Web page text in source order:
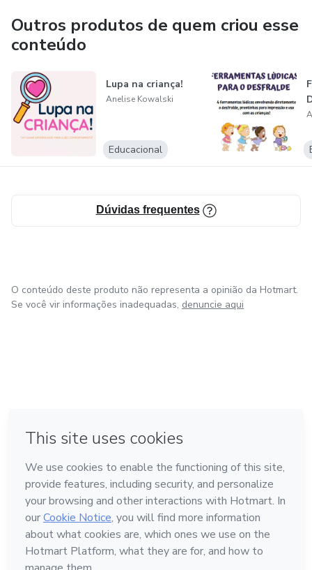
Para me acompanhar mais, me siga no Instagram:
@anelise_kowalski
Outros produtos de quem criou esse
conteúdo
Lupa na criança!
Anelise Kowalski
Educacional
Dúvidas frequentes
O conteúdo deste produto não representa a opinião da Hotmart.
Se você vir informações inadequadas, denuncie aqui
Feito com ❤ na Cidade do México
Conheça a Hotmart
Idioma
Português